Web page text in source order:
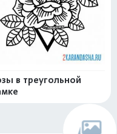
в треугольной